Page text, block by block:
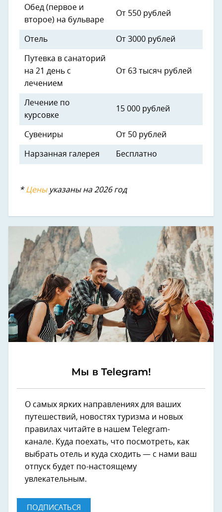
Обед (первое и
второе) на бульваре
От 550 рублей
Отель От 3000 рублей
Путевка в санаторий
на 21 день с
лечением
От 63 тысяч рублей
Лечение по
курсовке
15 000 рублей
Сувениры От 50 рублей
Нарзанная галерея Бесплатно
* Ценыуказаны на 2026 год
Мы в Telegram!
О самых ярких направлениях для ваших
путешествий, новостях туризма и новых
правилах читайте в нашем Telegram-
канале. Куда поехать, что посмотреть, как
выбрать отель и куда сходить — с нами ваш
отпуск будет по-настоящему
увлекательным.
ПОДПИСАТЬСЯ